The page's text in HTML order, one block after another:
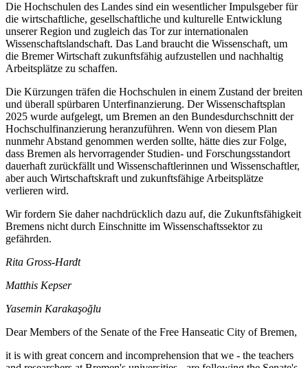
Die Hochschulen des Landes sind ein wesentlicher Impulsgeber für
die wirtschaftliche, gesellschaftliche und kulturelle Entwicklung
unserer Region und zugleich das Tor zur internationalen
Wissenschaftslandschaft. Das Land braucht die Wissenschaft, um
die Bremer Wirtschaft zukunftsfähig aufzustellen und nachhaltig
Arbeitsplätze zu schaffen.
Die Kürzungen träfen die Hochschulen in einem Zustand der breiten
und überall spürbaren Unterfinanzierung. Der Wissenschaftsplan
2025 wurde aufgelegt, um Bremen an den Bundesdurchschnitt der
Hochschulfinanzierung heranzuführen. Wenn von diesem Plan
nunmehr Abstand genommen werden sollte, hätte dies zur Folge,
dass Bremen als hervorragender Studien- und Forschungsstandort
dauerhaft zurückfällt und Wissenschaftlerinnen und Wissenschaftler,
aber auch Wirtschaftskraft und zukunftsfähige Arbeitsplätze
verlieren wird.
Wir fordern Sie daher nachdrücklich dazu auf, die Zukunftsfähigkeit
Bremens nicht durch Einschnitte im Wissenschaftssektor zu
gefährden.
Rita Gross-Hardt
Matthis Kepser
Yasemin Karakaşoğlu
Dear Members of the Senate of the Free Hanseatic City of Bremen,
it is with great concern and incomprehension that we - the teachers